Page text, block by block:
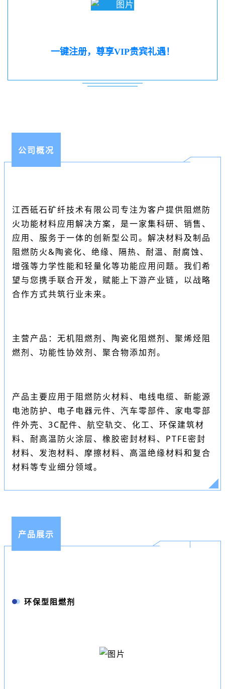
一键注册，尊享VIP贵宾礼遇！
公司概况
江西砥石矿纤技术有限公司专注为客户提供阻燃防
火功能材料应用解决方案，是一家集科研、销售、
应用、服务于一体的创新型公司。解决材料及制品
阻燃防火&陶瓷化、绝缘、隔热、耐温、耐腐蚀、
增强等力学性能和轻量化等功能应用问题。我们希
望与您携手联合开发，赋能上下游产业链，以战略
合作方式共筑行业未来。
主营产品：无机阻燃剂、陶瓷化阻燃剂、聚烯烃阻
燃剂、功能性协效剂、聚合物添加剂。
产品主要应用于阻燃防火材料、电线电缆、新能源
电池防护、电子电器元件、汽车零部件、家电零部
件外壳、3C配件、航空轨交、化工、环保建筑材
料、耐高温防火涂层、橡胶密封材料、PTFE密封
材料、发泡材料、摩擦材料、高温绝缘材料和复合
材料等专业细分领域。
产品展示
环保型阻燃剂